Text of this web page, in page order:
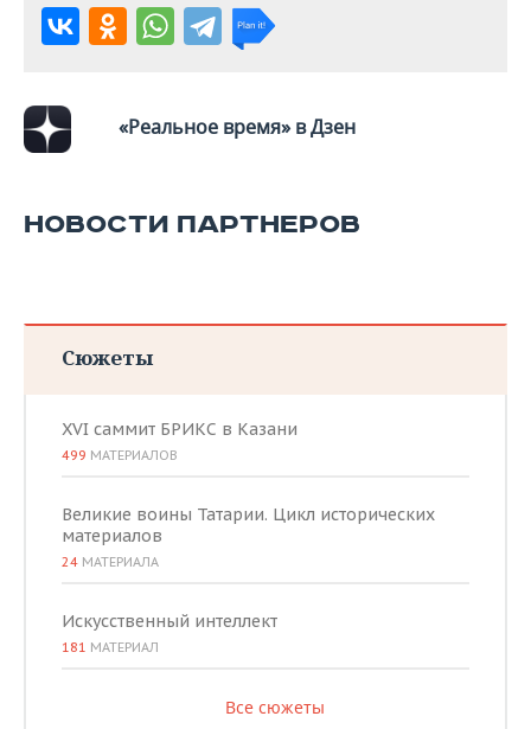
ФИГУРНОЕ КАТАНИЕ
ХОККЕЙ С МЯЧОМ
МЕДИЦИНА
ПРОИСШЕСТВИЯ
«Реальное время» в Дзен
НОВОСТИ ПАРТНЕРОВ
Сюжеты
XVI саммит БРИКС в Казани
499 МАТЕРИАЛОВ
Великие воины Татарии. Цикл исторических
материалов
24 МАТЕРИАЛА
Искусственный интеллект
181 МАТЕРИАЛ
Все сюжеты